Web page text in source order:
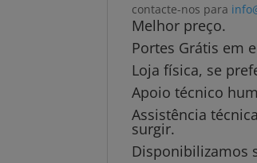
contacte-nos para
Melhor preço.
Portes Grátis em
Loja física, se
Apoio técnico
Assistência
surgir.
Disponibilizamos